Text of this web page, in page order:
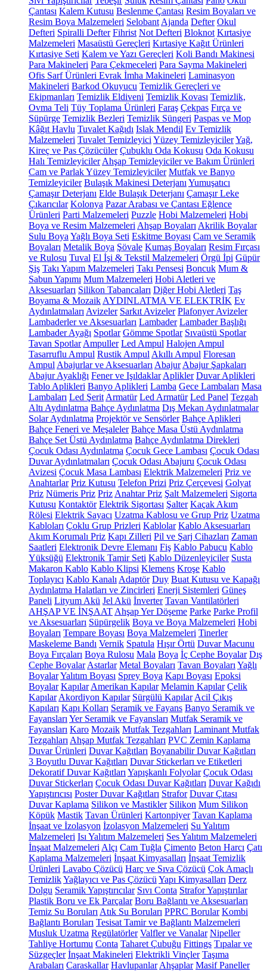
Çantası Kalem Kutusu Beslenme Çantası Resim Boyaları ve
Resim Boya Malzemeleri Selobant Ajanda Defter Okul
Defteri Spiralli Defter Fihrist Not Defteri Bloknot Kırtasiye
Malzemeleri Masaüstü Gereçleri Kırtasiye Kağıt Ürünleri
Kırtasiye Seti Kalem ve Yazı Gereçleri Koli Bandı Makinesi
Para Makineleri Para Çekmeceleri Para Sayma Makineleri
Ofis Sarf Ürünleri Evrak İmha Makineleri Laminasyon
Makineleri Barkod Okuyucu Temizlik Gereçleri ve
Ekipmanları Temizlik Eldiveni Temizlik Kovası Temizlik,
Ovma Teli Tüy Toplama Ürünleri Faraş Çekpas Fırça ve
Süpürge Temizlik Bezleri Temizlik Süngeri Paspas ve Mop
Kâğıt Havlu Tuvalet Kağıdı Islak Mendil Ev Temizlik
Malzemeleri Tuvalet Temizleyici Yüzey TemizleyicilerYağ,
Kireç ve Pas Çözücüler Çubuklu Oda Kokusu Oda Kokusu
Halı Temizleyiciler Ahşap Temizleyiciler ve Bakım Ürünleri
Cam ve Parlak Yüzey Temizleyiciler Mutfak ve Banyo
Temizleyiciler Bulaşık Makinesi Deterjanı Yumuşatıcı
Çamaşır Deterjanı Elde Bulaşık Deterjanı Çamaşır Leke
Çıkarıcılar Kolonya Pazar Arabası ve Çantası Eğlence
Ürünleri Parti Malzemeleri Puzzle Hobi Malzemeleri Hobi
Boya ve Resim Malzemeleri Ahşap Boyaları Akrilik Boyalar
Sulu Boya Yağlı Boya Seti Eskitme Boyası Cam ve Seramik
Boyaları Metalik Boya Şövale Kumaş Boyaları Resim Fırçası
ve Rulosu Tuval El İşi & Tekstil Malzemeleri Örgü İpi Güpür
Şiş Takı Yapım Malzemeleri Takı Pensesi Boncuk Mum &
Sabun Yapımı Mum Malzemeleri Hobi Aletleri ve
Aksesuarları Silikon Tabancaları Diğer Hobi Aletleri Taş
Boyama & Mozaik AYDINLATMA VE ELEKTRİK Ev
Aydınlatmaları Avizeler Sarkıt Avizeler Plafonyer Avizeler
Lambaderler ve Aksesuarları Lambader Lambader Başlığı
Lambader Ayağı Spotlar Gömme Spotlar Sıvaüstü Spotlar
Tavan Spotlar Ampuller Led Ampul Halojen Ampul
Tasarruflu Ampul Rustik Ampul Akıllı Ampul Floresan
Ampul Abajurlar ve Aksesuarları Abajur Abajur Şapkaları
Abajur Ayaklığı Fener ve Işıldaklar Aplikler Duvar Aplikleri
Tablo Aplikleri Banyo Aplikleri Lamba Gece Lambaları Masa
Lambaları Led Şerit Armatür Led Armatür Led Panel Tezgah
Altı Aydınlatma Bahçe Aydınlatma Dış Mekan Aydınlatmalar
Solar Aydınlatma Projektör ve Sensörler Bahçe Aplikleri
Bahçe Feneri ve Meşaleler Bahçe Masa Üstü Aydınlatma
Bahçe Set Üstü Aydınlatma Bahçe Aydınlatma Direkleri
Çocuk Odası Aydınlatma Çocuk Gece Lambası Çocuk Odası
Duvar Aydınlatmaları Çocuk Odası Abajuru Çocuk Odası
Avizesi Çocuk Masa Lambası Elektrik Malzemeleri Priz ve
Anahtarlar Priz Kutusu Telefon Prizi Priz Çerçevesi Golyat
Priz Nümeris Priz Priz Anahtar Priz Şalt Malzemeleri Sigorta
Kutusu Kontaktör Elektrik Sigortası Şalter Kaçak Akım
Rölesi Elektrik Sayacı Uzatma Kablosu ve Grup Priz Uzatma
Kabloları Çoklu Grup Prizleri Kablolar Kablo Aksesuarları
Akım Korumalı Priz Kapı Zilleri Pil ve Şarj Cihazları Zaman
Saatleri Elektronik Devre Elemanı Fiş Kablo Pabucu Kablo
Yüksüğü Elektronik Tamir Seti Kablo Düzenleyiciler Susta
Makaron Kablo Kablo Klipsi Klemens Kroşe Kablo
Toplayıcı Kablo Kanalı Adaptör Duy Buat Kutusu ve Kapağı
Aydınlatma Halatları ve Zincirleri Enerji Sistemleri Güneş
Paneli Lityum Akü Jel Akü İnverter Tavan Vantilatörleri
AHŞAP VE İNŞAAT Ahşap Yer Döşeme Parke Parke Profil
ve Aksesuarları Süpürgelik Boya ve Boya Malzemeleri Hobi
Boyaları Tempare Boyası Boya Malzemeleri Tinerler
Maskeleme Bandı Vernik Spatula Hışır Örtü Duvar Macunu
Boya Fırçaları Boya Rulosu Mala Boya İç Cephe Boyalar Dış
Cephe Boyalar Astarlar Metal Boyaları Tavan Boyaları Yağlı
BoyalarYalıtım Boyası Sprey Boya Kapı Boyası Epoksi
Boyalar Kapılar Amerikan Kapılar Melamin Kapılar Çelik
Kapılar Akordiyon Kapılar Sürgülü Kapılar Acil Çıkış
Kapıları Kapı Kolları Seramik ve Fayans Banyo Seramik ve
Fayansları Yer Seramik ve Fayansları Mutfak Seramik ve
Fayansları Karo Mozaik Mutfak Tezgahları Laminant Mutfak
Tezgahları Ahşap Mutfak Tezgahları PVC Zemin Kaplama
Duvar Ürünleri Duvar Kağıtları Boyanabilir Duvar Kağıtları
3 Boyutlu Duvar Kağıtları Duvar Stickerları ve Etiketleri
Dekoratif Duvar Kağıtları Yapışkanlı Folyolar Çocuk Odası
Duvar Stickerları Çocuk Odası Duvar Kağıtları Duvar Kağıdı
Yapıştırıcısı Poster Duvar Kağıtları Strafor Duvar Çıtası
Duvar Kaplama Silikon ve Mastikler Silikon Mum Silikon
Köpük Mastik Tavan Ürünleri Kartonpiyer Tavan Kaplama
İnşaat ve İzolasyon İzolasyon Malzemeleri Su Yalıtım
Malzemeleri Isı Yalıtım Malzemeleri Ses Yalıtım Malzemeleri
İnşaat Malzemeleri Alçı Cam Tuğla Çimento Beton Harcı Çatı
Kaplama Malzemeleri İnşaat Kimyasalları İnşaat Temizlik
Ürünleri Lavabo Çözücü Harç ve Sıva Çözücü Çok Amaçlı
TemizlikYağlayıcı ve Pas Çözücü Yapı Kimyasalları Derz
Dolgu Seramik Yapıştırıcılar Sıvı Conta Strafor Yapıştırılar
Plastik Boru ve Ek Parçalar Boru Bağlantı ve Aksesuarları
Temiz Su Boruları Atık Su Boruları PPRC Borular Kombi
Bağlantı Boruları Tesisat Tamir ve Bağlantı Malzemeleri
Musluk Uzatma Regülatörler Valfler ve Vanalar Nipeller
Tahliye Hortumu Conta Taharet Çubuğu Fittings Tıpalar ve
Süzgeçler İnşaat Makineleri Elektrikli Vinçler Taşıma
Arabaları Caraskallar Havlupanlar Ahşaplar Masif Paneller